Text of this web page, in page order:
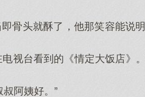
头就酥了，他那笑容能说
台看到的《情定大饭店》
阿姨好。”